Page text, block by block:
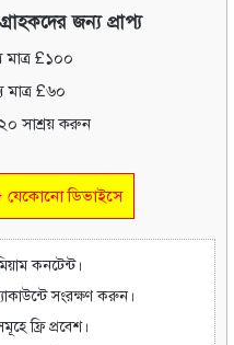
জন্য প্রাপ্য
£১০০
মাত্র £৬০
সাশ্রয় করুন
যেকোনো ডিভাইসে
কনটেন্ট।
সংরক্ষণ করুন।
ফ্রি প্রবেশ।